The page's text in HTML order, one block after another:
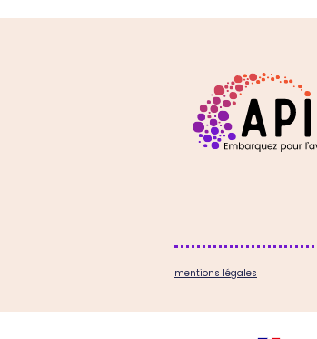
mentions légales